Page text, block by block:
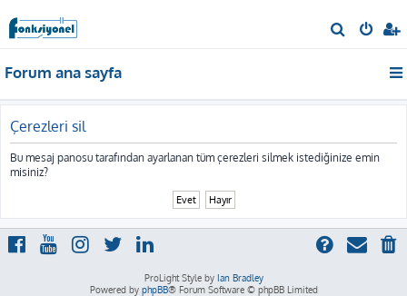
r
Forum ana sayfa
Çerezleri sil
Bu mesaj panosu tarafından ayarlanan tüm çerezleri silmek istediğinize emin
misiniz?
ProLight Style by Ian Bradley
Powered by phpBB® Forum Software © phpBB Limited